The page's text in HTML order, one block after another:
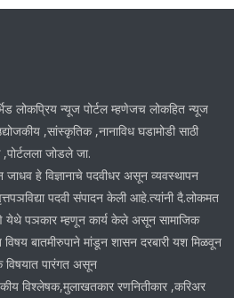
लोकप्रिय न्यूज पोर्टल म्हणेजच लोकहित न्यूज
,सांस्कृतिक ,नानाविध घडामोडी साठी
जोडले जा.
हे विज्ञानाचे पदवीधर असून व्यवस्थापन
पदवी संपादन केली आहे.त्यांनी दै.लोकमत
येथे पञकार म्हणून कार्य केले असून सामाजिक
बातमीरुपाने मांडून शासन दरबारी यश मिळवून
पारंगत असून
विश्लेषक,मुलाखतकार रणनितीकार ,करिअर